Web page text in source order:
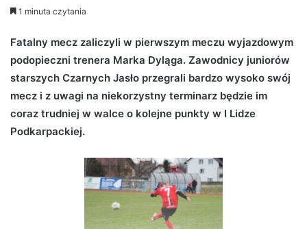
e
d
a
i
1 minuta czytania
Fatalny mecz zaliczyli w pierwszym meczu wyjazdowym
podopieczni trenera Marka Dyląga. Zawodnicy juniorów
starszych Czarnych Jasło przegrali bardzo wysoko swój
mecz i z uwagi na niekorzystny terminarz będzie im
coraz trudniej w walce o kolejne punkty w I Lidze
Podkarpackiej.